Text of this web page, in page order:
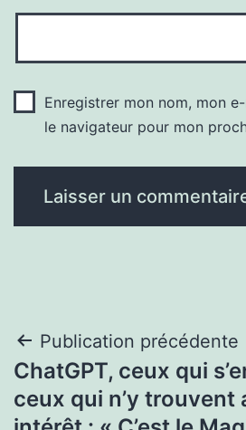
Enregistrer mon nom, mon
le navigateur pour mon
Navigation
de
Publication précédente
ChatGPT, ceux qui
ceux qui n’y trouvent